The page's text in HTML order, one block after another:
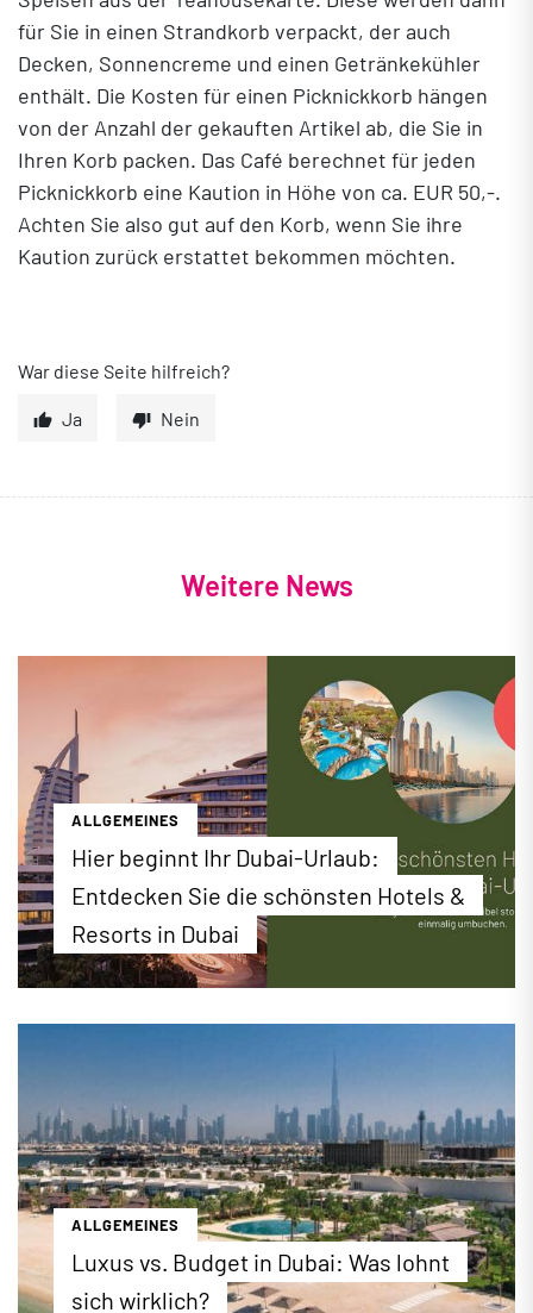
für Sie in einen Strandkorb verpackt, der auch
Decken, Sonnencreme und einen Getränkekühler
enthält. Die Kosten für einen Picknickkorb hängen
von der Anzahl der gekauften Artikel ab, die Sie in
Ihren Korb packen. Das Café berechnet für jeden
Picknickkorb eine Kaution in Höhe von ca. EUR 50,-.
Achten Sie also gut auf den Korb, wenn Sie ihre
Kaution zurück erstattet bekommen möchten.
War diese Seite hilfreich?
Ja Nein
Weitere News
ALLGEMEINES
Hier beginnt Ihr Dubai-Urlaub:
Entdecken Sie die schönsten Hotels &
Resorts in Dubai
Luxuriöser Badeurlaub, spannender City-Trip oder
Resorts zu attraktiven Konditionen direkt online
unter ewtc.de!
...mehr erfahren
ALLGEMEINES
Luxus vs. Budget in Dubai: Was lohnt
sich wirklich?